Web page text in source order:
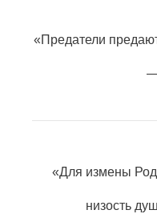
«Предатели
«Для измены
низость